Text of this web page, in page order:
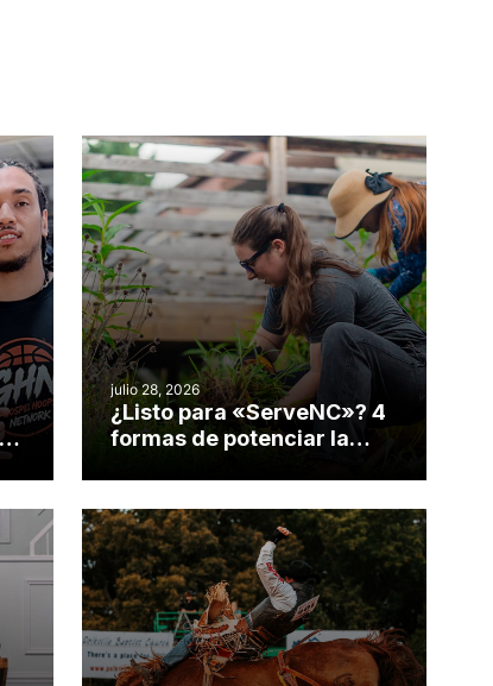
julio 28, 2026
¿Listo para «ServeNC»? 4
formas de potenciar la